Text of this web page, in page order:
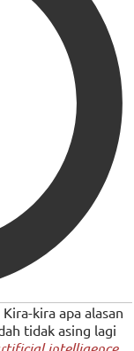
kira apa alasan
tidak asing lagi